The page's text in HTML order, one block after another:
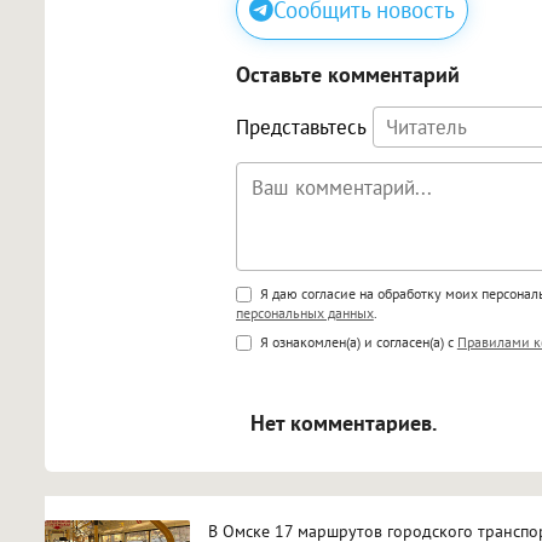
Сообщить новость
Оставьте комментарий
Представьтесь
Поддержка HTML
<b>, <strong>, <u>, <i>, <em>,
<blockquote>, <code>
Я даю согласие на обработку моих
персональных данных.
Я ознакомлен(а) и согласен(а) с Правилами
Нет комментариев.
В Омске 17 маршрутов городского